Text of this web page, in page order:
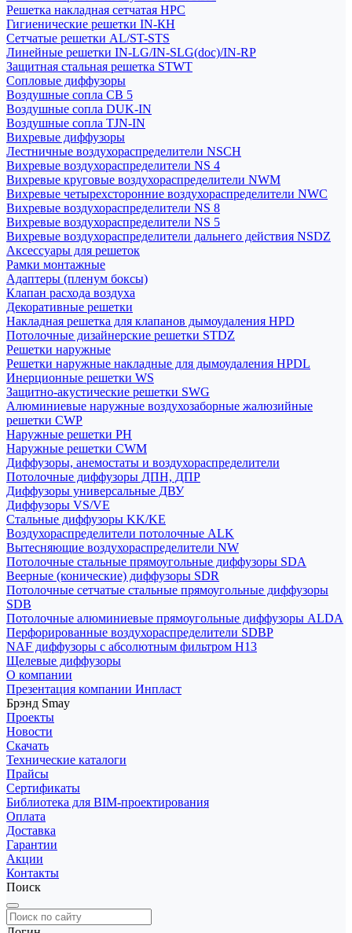
Решетка накладная сетчатая НРС
Гигиенические решетки IN-КН
Сетчатые решетки AL/ST-STS
Линейные решетки IN-LG/IN-SLG(doc)/IN-RP
Защитная стальная решетка STWT
Сопловые диффузоры
Воздушные сопла СВ 5
Воздушные сопла DUK-IN
Воздушные сопла TJN-IN
Вихревые диффузоры
Лестничные воздухораспределители NSCH
Вихревые воздухораспределители NS 4
Вихревые круговые воздухораспределители NWM
Вихревые четырехсторонние воздухораспределители NWC
Вихревые воздухораспределители NS 8
Вихревые воздухораспределители NS 5
Вихревые воздухораспределители дальнего действия NSDZ
Аксессуары для решеток
Рамки монтажные
Адаптеры (пленум боксы)
Клапан расхода воздуха
Декоративные решетки
Накладная решетка для клапанов дымоудаления HPD
Потолочные дизайнерские решетки STDZ
Решетки наружные
Решетки наружные накладные для дымоудаления HPDL
Инерционные решетки WS
Защитно-акустические решетки SWG
Алюминиевые наружные воздухозаборные жалюзийные
решетки CWP
Наружные решетки РН
Наружные решетки CWM
Диффузоры, анемостаты и воздухораспределители
Потолочные диффузоры ДПН, ДПР
Диффузоры универсальные ДВУ
Диффузоры VS/VE
Стальные диффузоры KK/KE
Воздухораспределители потолочные ALK
Вытесняющие воздухораспределители NW
Потолочные стальные прямоугольные диффузоры SDA
Веерные (конические) диффузоры SDR
Потолочные сетчатые стальные прямоугольные диффузоры
SDB
Потолочные алюминиевые прямоугольные диффузоры ALDA
Перфорированные воздухораспределители SDBP
NAF диффузоры с абсолютным фильтром Н13
Щелевые диффузоры
О компании
Презентация компании Инпласт
Брэнд Smay
Проекты
Новости
Скачать
Технические каталоги
Прайсы
Сертификаты
Библиотека для BIM-проектирования
Оплата
Доставка
Гарантии
Акции
Контакты
Поиск